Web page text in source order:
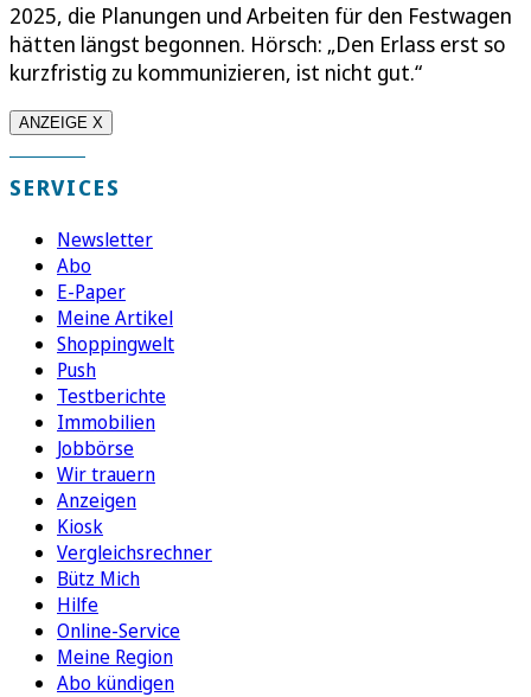
2025, die Planungen und Arbeiten für den Festwagen
hätten längst begonnen. Hörsch: „Den Erlass erst so
kurzfristig zu kommunizieren, ist nicht gut.“
ANZEIGE X
SERVICES
Newsletter
Abo
E-Paper
Meine Artikel
Shoppingwelt
Push
Testberichte
Immobilien
Jobbörse
Wir trauern
Anzeigen
Kiosk
Vergleichsrechner
Bütz Mich
Hilfe
Online-Service
Meine Region
Abo kündigen